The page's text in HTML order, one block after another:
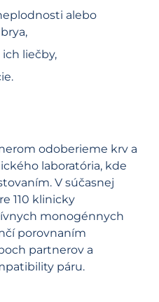
alebo
liečby,
odoberieme krv a
laboratória, kde
V súčasnej
110 klinicky
monogénnych
porovnaním
partnerov a
páru.